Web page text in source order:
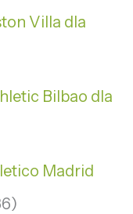
Villa dla
Bilbao dla
Madrid